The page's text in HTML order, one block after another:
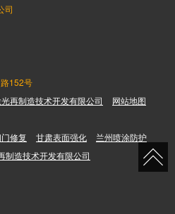
司
152号
再制造技术开发有限公司
网站地图
修复 甘肃表面强化
兰州喷涂防护
制造技术开发有限公司